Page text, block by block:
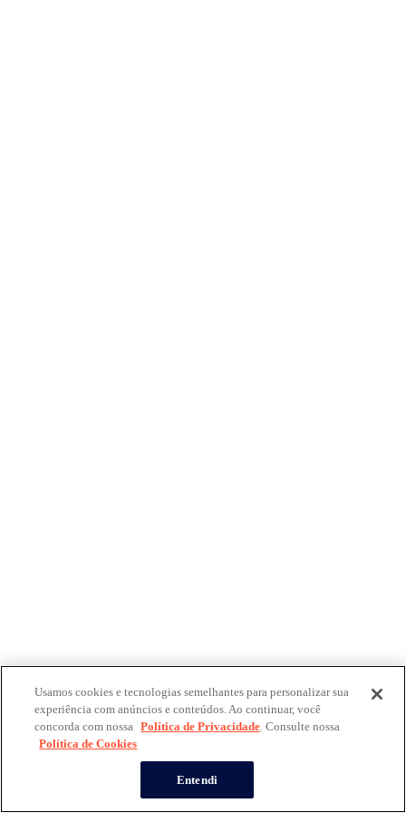
Usamos cookies e tecnologias semelhantes para personalizar sua
experiência com anúncios e conteúdos. Ao continuar, você
concorda com nossa Política de Privacidade. Consulte nossa
Política de Cookies
Entendi